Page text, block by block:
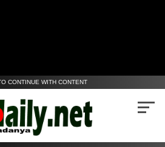
CONTINUE WITH CONTENT